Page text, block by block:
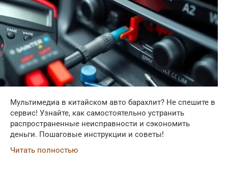
Мультимедиа в китайском авто барахлит? Не спешите в
сервис! Узнайте, как самостоятельно устранить
распространенные неисправности и сэкономить
деньги. Пошаговые инструкции и советы!
Читать полностью